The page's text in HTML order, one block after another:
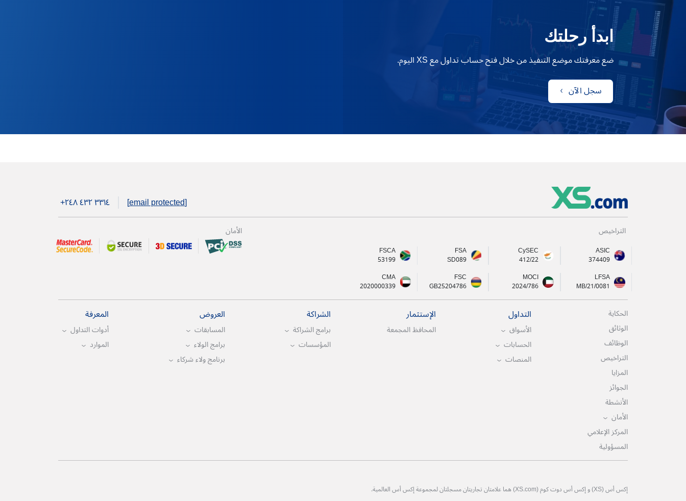
ابدأ رحلتك
ضع معرفتك موضع التنفيذ من خلال فتح حساب تداول مع XS اليوم.
سجل الآن
[email protected] +۲٤۸ ٤۳۲ ۳۳۱٤
التراخيص
ASIC
374409
CySEC
412/22
FSA
SD089
FSCA
53199
LFSA
MB/21/0081
MOCI
2024/786
FSC
GB25204786
CMA
2020000339
الأمان
الحكاية
الوثائق
الوظائف
التراخيص
المزايا
الجوائز
الأنشطة
الأمان
المركز الإعلامي
المسؤولية
التداول
الأسواق
الحسابات
المنصات
الإستثمار
المحافظ المجمعة
الشراكة
برامج الشراكة
المؤسسات
العروض
المسابقات
برامج الولاء
برنامج ولاء شركاء
المعرفة
أدوات التداول
الموارد
إكس أس (XS) و إكس أس دوت كوم (XS.com) هما علامتان تجاريتان مسجلتان لمجموعة إكس أس العالمية.